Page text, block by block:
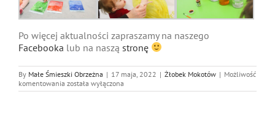
Po więcej aktualności zapraszamy na naszego
Facebooka lub na naszą stronę
By Małe Śmieszki Obrzeżna | 17 maja, 2022 | Żłobek Mokotów | Możliwość
komentowania Małe
Śmieszki
została wyłączona